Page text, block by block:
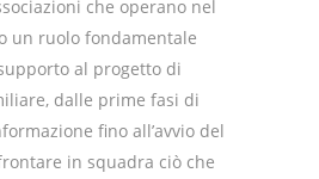
che operano nel
un ruolo fondamentale
al progetto di
dalle prime fasi di
fino all’avvio del
in squadra ciò che